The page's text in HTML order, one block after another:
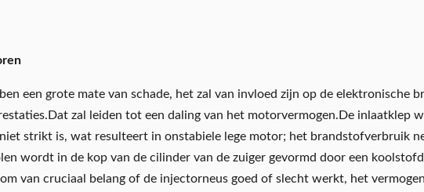
een grote mate van schade, het zal van invloed zijn op de elektronische
zal leiden tot een daling van het motorvermogen.De inlaatklep
strikt is, wat resulteert in onstabiele lege motor; het brandstofverbruik
wordt in de kop van de cilinder van de zuiger gevormd door een
van cruciaal belang of de injectorneus goed of slecht werkt, het